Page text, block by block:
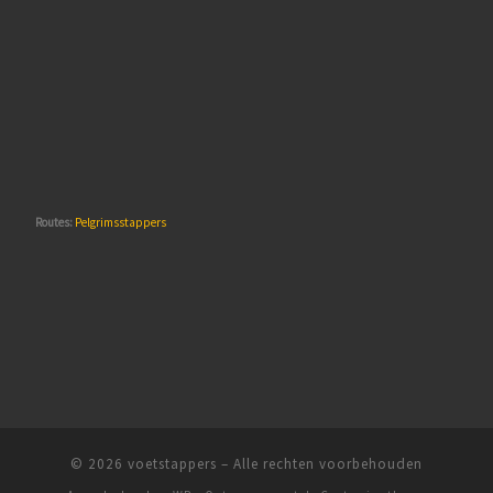
Routes: Pelgrimsstappers
© 2026 voetstappers – Alle rechten voorbehouden